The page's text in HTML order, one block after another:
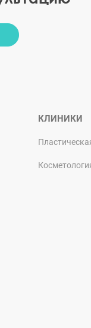
КЛИНИКИ